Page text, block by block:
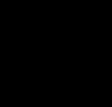
такси в
такси в Хусте
такси в
такси в